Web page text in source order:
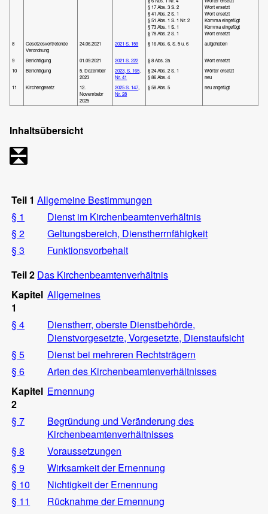
§ 17 Abs. 3 S. 2
§ 41 Abs. 2 S. 1
§ 51 Abs. 1 S. 1 Nr. 2
§ 73 Abs. 1 S. 1
§ 78 Abs. 2 S. 1
Wort ersetzt
Wort ersetzt
Komma eingefügt
Komma eingefügt
Wort ersetzt
8
Gesetzesvertretende
Verordnung
24.06.2021 2021 S. 159 § 16 Abs. 6, S. 5 u. 6 aufgehoben
9 Berichtigung 01.09.2021 2021 S. 222 § 8 Abs. 2a
Wort ersetzt
10
Berichtigung
5. Dezember
2023
2023, S. 165,
Nr. 41
§ 24 Abs. 2 S. 1
§ 86 Abs. 4
Wörter ersetzt
neu
11
Kirchengesetz
12.
Novembebr
2025
2025 S. 147,
Nr. 28
§ 58 Abs. 5 neu angefügt
Inhaltsübersicht
Teil 1Allgemeine Bestimmungen
§ 1
Dienst im Kirchenbeamtenverhältnis
§ 2
Geltungsbereich, Dienstherrnfähigkeit
§ 3
Funktionsvorbehalt
Teil 2 Das Kirchenbeamtenverhältnis
Kapitel
1
Allgemeines
§ 4
Dienstherr, oberste Dienstbehörde,
Dienstvorgesetzte, Vorgesetzte, Dienstaufsicht
§ 5
Dienst bei mehreren Rechtsträgern
§ 6
Arten des Kirchenbeamtenverhältnisses
Kapitel
2
Ernennung
§ 7
Begründung und Veränderung des
Kirchenbeamtenverhältnisses
§ 8
Voraussetzungen
§ 9
Wirksamkeit der Ernennung
§ 10
Nichtigkeit der Ernennung
§ 11
Rücknahme der Ernennung